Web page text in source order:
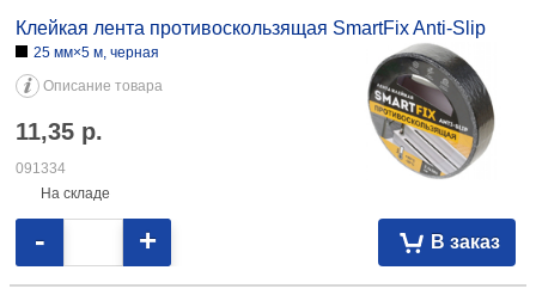
Клейкая лента противоскользящая SmartFix Anti-Slip
25 мм×5 м, черная
Описание товара
11,35 р.
091334
На складе
В заказ
- +